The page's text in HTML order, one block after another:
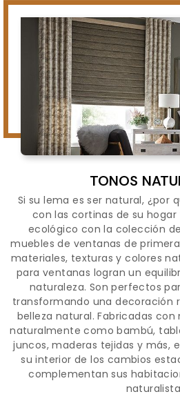
TONOS
Si su lema es ser natural, ¿por
con las cortinas de su
ecológico con la colección
muebles de ventanas de
materiales, texturas y colores
para ventanas logran un
naturaleza. Son perfectos
transformando una decoración
belleza natural. Fabricadas
naturalmente como bambú,
juncos, maderas tejidas y más,
su interior de los cambios
complementan sus